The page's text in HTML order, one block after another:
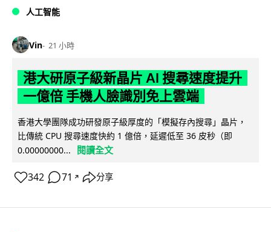
人工智能
Vin 21 小時
港大研原子級新晶片 AI 搜尋速度提升
一億倍 手機人臉識別免上雲端
香港大學團隊成功研發原子級厚度的「模擬存內搜尋」晶片，
比傳統 CPU 搜尋速度快約 1 億倍，延遲低至 36 皮秒（即
0.00000000...
閱讀全文
342 71 ↗ 分享